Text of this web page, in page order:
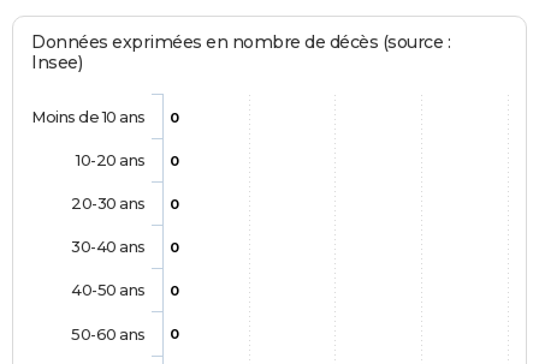
Données exprimées en nombre de décès (source :
Insee)
0
0
0
0
0
0
Moins de 10 ans
10-20 ans
20-30 ans
30-40 ans
40-50 ans
50-60 ans